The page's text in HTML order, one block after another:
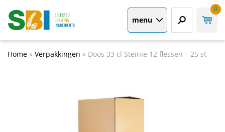
menu
0
Home » Verpakkingen » Doos 33 cl Steinie 12 flessen – 25 st